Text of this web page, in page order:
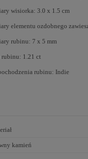
wisiorka: 3.0 x 1.5 cm
elementu ozdobnego
rubinu: 7 x 5 mm
rubinu: 1.21 ct
rubinu: Indie
kamień